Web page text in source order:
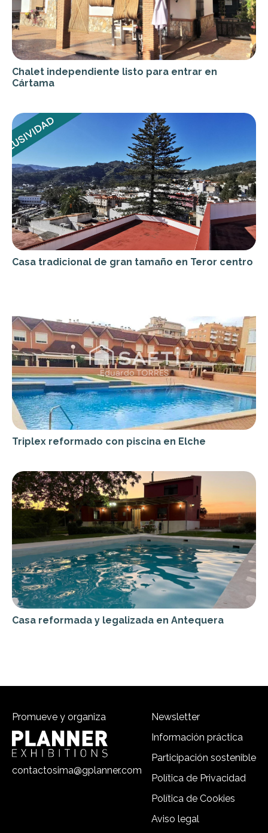
Chalet independiente listo para entrar en
Cártama
Casa tradicional de gran tamaño en Teror centro
Triplex reformado con piscina en Elche
Casa reformada y legalizada en Antequera
Promueve y organiza
contactosima@gplanner.com
Newsletter
Información práctica
Participación sostenible
Política de Privacidad
Política de Cookies
Aviso legal